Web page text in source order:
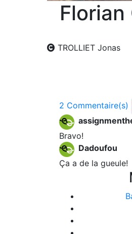
TROLLIET Jonas
2 Commentaire(s)
Bravo!
Dadoufou
Ça a de la gueule!